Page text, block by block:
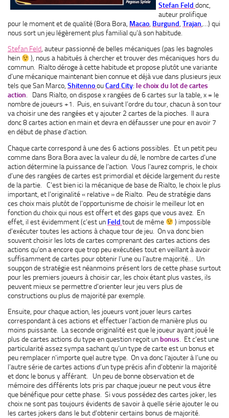
Stefan Feld donc,
auteur prolifique
pour le moment et de qualité (Bora Bora, Macao Burgund Trajan ,…) qui
nous sort un jeu légèrement plus familial qu’à son habitude.
Stefan Feld, auteur passionné de belles mécaniques (pas les bagnoles
hein
), nous a habitués à chercher et trouver des mécaniques hors du
commun. Rialto déroge à cette habitude et propose plutôt une variante
d’une mécanique maintenant bien connue et déjà vue dans plusieurs jeux
tels que San Marco, ShitennoouCard City: le choix du lot de cartes
action. Dans Rialto, on dispose x rangées de 6 cartes sur la table, x = le
nombre de joueurs +1. Puis, en suivant l’ordre du tour, chacun à son tour
va choisir une des rangées et y ajouter 2 cartes de la pioches. Il aura
donc 8 cartes action en main et devra en défausser une pour en avoir 7
en début de phase d’action.
Chaque carte correspond à une des 6 actions possibles. Et un petit peu
comme dans Bora Bora avec la valeur du dé, le nombre de cartes d’une
action détermine la puissance de l’action. Vous l’aurez compris, le choix
d’une des rangées de cartes est primordial et décide largement du reste
de la partie. C’est bien ici la mécanique de base de Rialto, le choix le plus
important, et l’originalité « relative » de Rialto. Peu de stratégie dans
ces choix mais plutôt de l’opportunisme de choisir le meilleur lot en
fonction du choix qui nous est offert et des gaps que vous avez. En
effet, il est évidemment (c’est un Feld tout de même
) impossible
d’exécuter toutes les actions à chaque tour de jeu. On va donc bien
souvent choisir les lots de cartes comprenant des cartes actions des
actions qu’on a encore que trop peu exécutées tout en veillant à avoir
suffisamment de cartes pour obtenir l’une ou l’autre majorité… Un
soupçon de stratégie est néanmoins présent lors de cette phase surtout
pour les premiers joueurs à choisir car, les choix étant plus vastes, ils
peuvent mieux se permettre d’orienter leur jeu vers plus de
constructions ou plus de majorité par exemple.
Ensuite, pour chaque action, les joueurs vont jouer leurs cartes
correspondant à ces actions et effectuer l’action de manière plus ou
moins puissante. La seconde originalité est que le joueur ayant joué le
plus de cartes actions du type en question reçoit un bonus. Et c’est une
particularité assez sympa sachant qu’un type de carte est un bonus et
peu remplacer n’importe quel autre type. On va donc l’ajouter à l’une ou
l’autre série de cartes actions d’un type précis afin d’obtenir la majorité
et donc le bonus y afférant. Un peu de bonne observation et de
mémoire des différents lots pris par chaque joueur ne peut vous être
que bénéfique pour cette phase. Si vous possédez des cartes joker, les
choix ne sont pas toujours évidents de savoir à quelle série ajouter le ou
les cartes jokers dans le but d’obtenir certains bonus de majorité.